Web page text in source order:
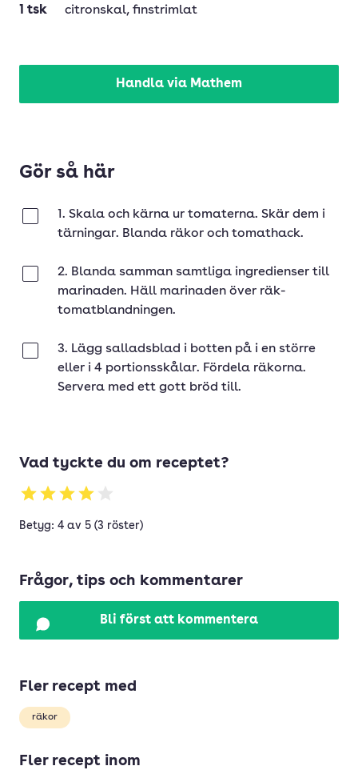
1 tsk citronskal, finstrimlat
Handla via Mathem
Gör så här
1. Skala och kärna ur tomaterna. Skär dem i
tärningar. Blanda räkor och tomathack.
2. Blanda samman samtliga ingredienser till
marinaden. Häll marinaden över räk-
tomatblandningen.
3. Lägg salladsblad i botten på i en större
eller i 4 portionsskålar. Fördela räkorna.
Servera med ett gott bröd till.
Vad tyckte du om receptet?
Betyg: 4 av 5 (3 röster)
Frågor, tips och kommentarer
Bli först att kommentera
Fler recept med
räkor
Fler recept inom